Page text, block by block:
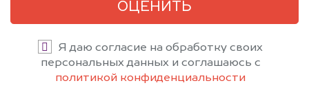
ОЦЕНИТЬ
Я даю согласие на обработку своих
персональных данных и соглашаюсь с
политикой конфиденциальности